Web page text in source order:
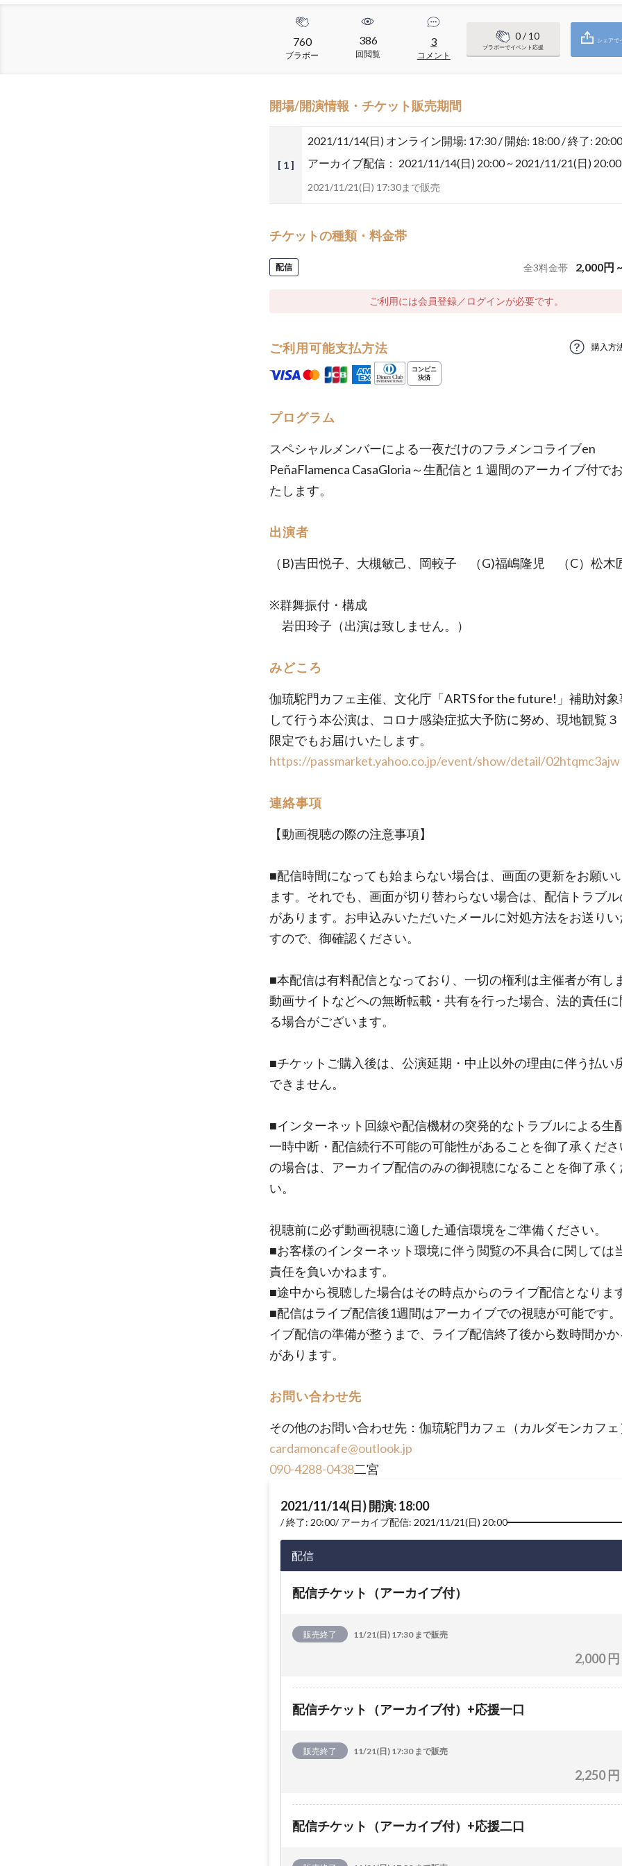
760
ブラボー
386
回閲覧
3
コメント
0/ 10
ブラボーでイベント応援
シェアで
開場/開演情報・チケット販売期間
[ 1 ]
2021/11/14(日) オンライン開場: 17:30 / 開始: 18:00 / 終了: 20:00
アーカイブ配信： 2021/11/14(日) 20:00 ~ 2021/11/21(日) 20:00
2021/11/21(日) 17:30まで販売
チケットの種類・料金帯
配信 全3料金帯 2,000円 ~
ご利用には会員登録／ログインが必要です。
ご利用可能支払方法 購入方
プログラム
スペシャルメンバーによる一夜だけのフラメンコライブen
PeñaFlamenca CasaGloria～生配信と１週間のアーカイブ付で
たします。
出演者
（B)吉田悦子、大槻敏己、岡較子 （G)福嶋隆児 （C）松木
※群舞振付・構成
岩田玲子（出演は致しません。）
みどころ
伽琉駝門カフェ主催、⽂化庁「ARTS for the future!」補助対象
して行う本公演は、コロナ感染症拡大予防に努め、現地観覧
限定でもお届けいたします。
https://passmarket.yahoo.co.jp/event/show/detail/
連絡事項
【動画視聴の際の注意事項】
■配信時間になっても始まらない場合は、画面の更新をお願い
ます。それでも、画面が切り替わらない場合は、配信トラブ
があります。お申込みいただいたメールに対処方法をお送りい
すので、御確認ください。
■本配信は有料配信となっており、一切の権利は主催者が有し
動画サイトなどへの無断転載・共有を行った場合、法的責任
る場合がございます。
■チケットご購入後は、公演延期・中止以外の理由に伴う払い
できません。
■インターネット回線や配信機材の突発的なトラブルによる生
一時中断・配信続行不可能の可能性があることを御了承くださ
の場合は、アーカイブ配信のみの御視聴になることを御了承く
い。
視聴前に必ず動画視聴に適した通信環境をご準備ください。
■お客様のインターネット環境に伴う閲覧の不具合に関しては
責任を負いかねます。
■途中から視聴した場合はその時点からのライブ配信となりま
■配信はライブ配信後1週間はアーカイブでの視聴が可能です
イブ配信の準備が整うまで、ライブ配信終了後から数時間か
があります。
お問い合わせ先
その他のお問い合わせ先：伽琉駝門カフェ（カルダモンカフェ
cardamoncafe@outlook.jp
090-4288-0438二宮
2021/11/14(日) 開演: 18:00
終了: 20:00 アーカイブ配信: 2021/11/21(日) 20:00
配信
配信チケット（アーカイブ付）
販売終了 11/21(日) 17:30 まで販売
2,000 円
配信チケット（アーカイブ付）+応援一口
販売終了 11/21(日) 17:30 まで販売
2,250 円
配信チケット（アーカイブ付）+応援二口